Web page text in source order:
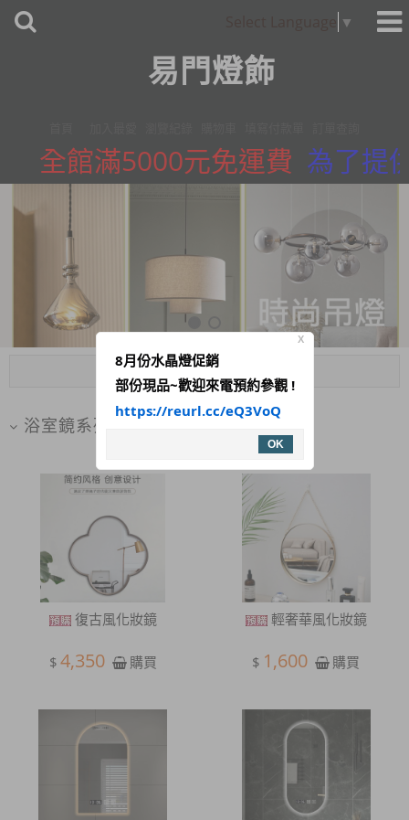
▼
易門燈飾
全館滿5000元免運費 為了提
Menu
浴室鏡系列
復古風化妝鏡
$ 4,350 購買
輕奢華風化妝鏡
$ 1,600 購買
X
8月份水晶燈促銷
部份現品~歡迎來電預約參觀 !
https://reurl.cc/eQ3VoQ
OK